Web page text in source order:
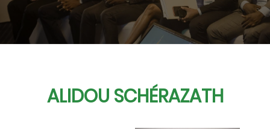
ALIDOU SCHÉRAZATH